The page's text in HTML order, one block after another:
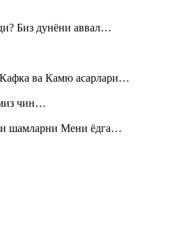
Биз дунёни аввал…
ва Камю асарлари…
чин…
шамларни Мени ёдга…